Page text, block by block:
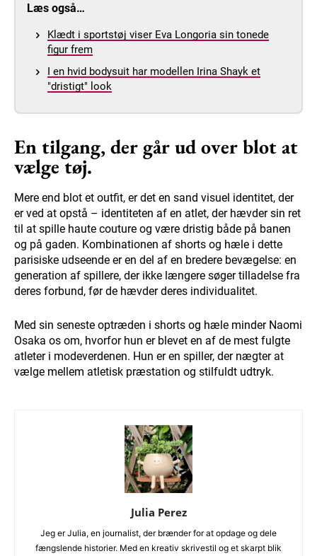
Læs også…
Klædt i sportstøj viser Eva Longoria sin tonede
figur frem
I en hvid bodysuit har modellen Irina Shayk et
"dristigt" look
En tilgang, der går ud over blot at
vælge tøj.
Mere end blot et outfit, er det en sand visuel identitet, der
er ved at opstå – identiteten af en atlet, der hævder sin ret
til at spille haute couture og være dristig både på banen
og på gaden. Kombinationen af shorts og hæle i dette
parisiske udseende er en del af en bredere bevægelse: en
generation af spillere, der ikke længere søger tilladelse fra
deres forbund, før de hævder deres individualitet.
Med sin seneste optræden i shorts og hæle minder Naomi
Osaka os om, hvorfor hun er blevet en af de mest fulgte
atleter i modeverdenen. Hun er en spiller, der nægter at
vælge mellem atletisk præstation og stilfuldt udtryk.
Julia Perez
Jeg er Julia, en journalist, der brænder for at opdage og dele
fængslende historier. Med en kreativ skrivestil og et skarpt blik